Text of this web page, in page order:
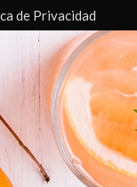
de Privacidad